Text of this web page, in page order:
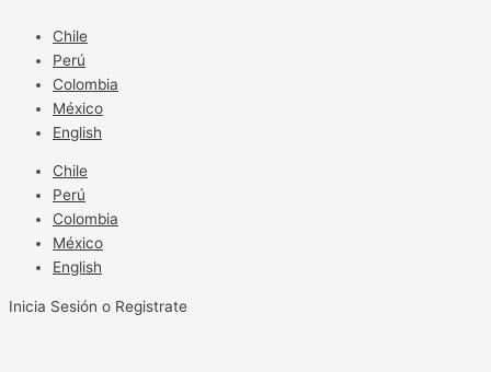
contenido
Chile
Perú
Colombia
México
English
Chile
Perú
Colombia
México
English
Inicia Sesión o Registrate